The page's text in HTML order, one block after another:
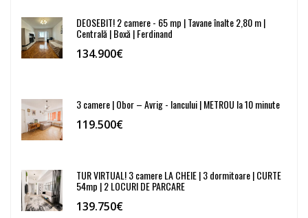
DEOSEBIT! 2 camere - 65 mp | Tavane înalte 2,80 m |
Centrală | Boxă | Ferdinand
134.900€
3 camere | Obor – Avrig - Iancului | METROU la 10 minute
119.500€
TUR VIRTUAL! 3 camere LA CHEIE | 3 dormitoare | CURTE
54mp | 2 LOCURI DE PARCARE
139.750€